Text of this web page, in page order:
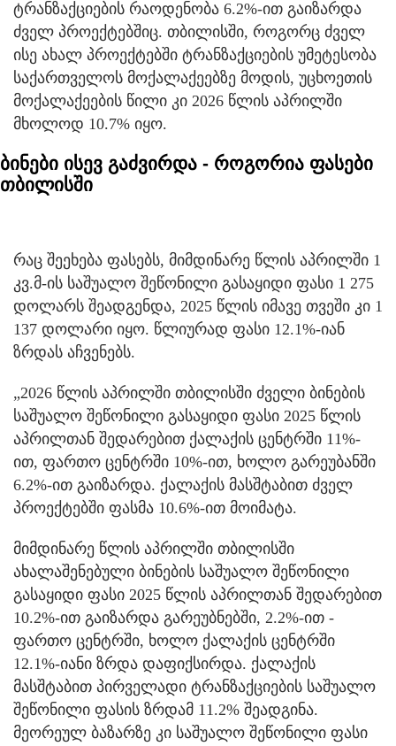
ტრანზაქციების რაოდენობა 6.2%-ით გაიზარდა
ძველ პროექტებშიც. თბილისში, როგორც ძველ
ისე ახალ პროექტებში ტრანზაქციების უმეტესობა
საქართველოს მოქალაქეებზე მოდის, უცხოეთის
მოქალაქეების წილი კი 2026 წლის აპრილში
მხოლოდ 10.7% იყო.
ბინები ისევ გაძვირდა - როგორია ფასები
თბილისში
რაც შეეხება ფასებს, მიმდინარე წლის აპრილში 1
კვ.მ-ის საშუალო შეწონილი გასაყიდი ფასი 1 275
დოლარს შეადგენდა, 2025 წლის იმავე თვეში კი 1
137 დოლარი იყო. წლიურად ფასი 12.1%-იან
ზრდას აჩვენებს.
„2026 წლის აპრილში თბილისში ძველი ბინების
საშუალო შეწონილი გასაყიდი ფასი 2025 წლის
აპრილთან შედარებით ქალაქის ცენტრში 11%-
ით, ფართო ცენტრში 10%-ით, ხოლო გარეუბანში
6.2%-ით გაიზარდა. ქალაქის მასშტაბით ძველ
პროექტებში ფასმა 10.6%-ით მოიმატა.
მიმდინარე წლის აპრილში თბილისში
ახალაშენებული ბინების საშუალო შეწონილი
გასაყიდი ფასი 2025 წლის აპრილთან შედარებით
10.2%-ით გაიზარდა გარეუბნებში, 2.2%-ით -
ფართო ცენტრში, ხოლო ქალაქის ცენტრში
12.1%-იანი ზრდა დაფიქსირდა. ქალაქის
მასშტაბით პირველადი ტრანზაქციების საშუალო
შეწონილი ფასის ზრდამ 11.2% შეადგინა.
მეორეულ ბაზარზე კი საშუალო შეწონილი ფასი